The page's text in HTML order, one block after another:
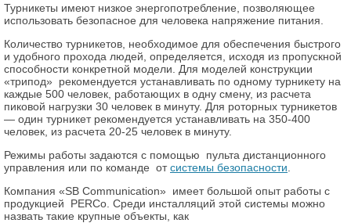
Турникеты имеют низкое энергопотребление, позволяющее
использовать безопасное для человека напряжение питания.
Количество турникетов, необходимое для обеспечения быстрого
и удобного прохода людей, определяется, исходя из пропускной
способности конкретной модели. Для моделей конструкции
«трипод» рекомендуется устанавливать по одному турникету на
каждые 500 человек, работающих в одну смену, из расчета
пиковой нагрузки 30 человек в минуту. Для роторных турникетов
— один турникет рекомендуется устанавливать на 350-400
человек, из расчета 20-25 человек в минуту.
Режимы работы задаются с помощью пульта дистанционного
управления или по команде отсистемы безопасности
Компания «SB Communication» имеет большой опыт работы с
продукцией PERCo. Среди инсталляций этой системы можно
назвать такие крупные объекты, как